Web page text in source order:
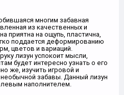
многим забавная
из качественных и
приятна на ощупь, пластична,
поддается деформированию
цветов и вариаций.
лизун успокоит мысли,
будет интересно узнать о его
же, изучить игровой и
забавы. Данный лизун
наполнителем.